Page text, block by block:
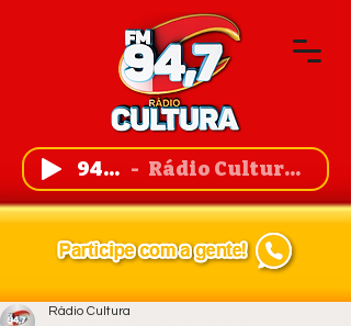
94,7 FM Rádio Cultura de Guanambi
Rádio Cultura